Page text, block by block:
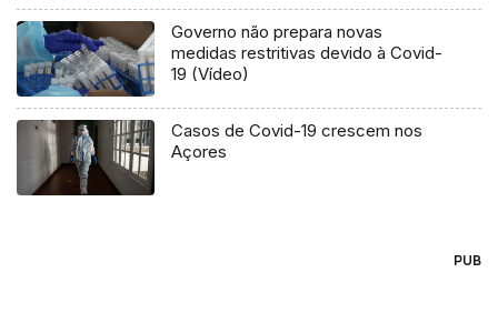
Governo não prepara novas
medidas restritivas devido à Covid-
19 (Vídeo)
Casos de Covid-19 crescem nos
Açores
PUB